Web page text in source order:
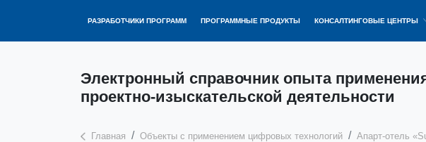
РАЗРАБОТЧИКИ ПРОГРАММ ПРОГРАММНЫЕ ПРОДУКТЫ КОНСАЛТИНГОВЫЕ ЦЕНТРЫ
Электронный справочник опыта
проектно-изыскательской деятельности
Главная Объекты с применением цифровых технологий Апарт-отель